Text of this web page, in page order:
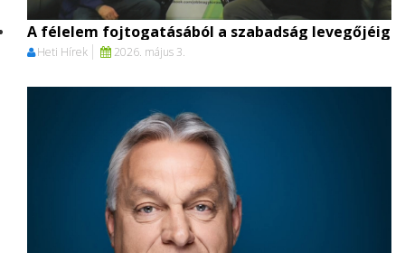
A félelem fojtogatásából a szabadság levegőjéig
Heti Hírek 2026. május 3.